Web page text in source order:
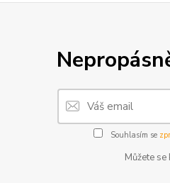
Souhlasím se
Můžete